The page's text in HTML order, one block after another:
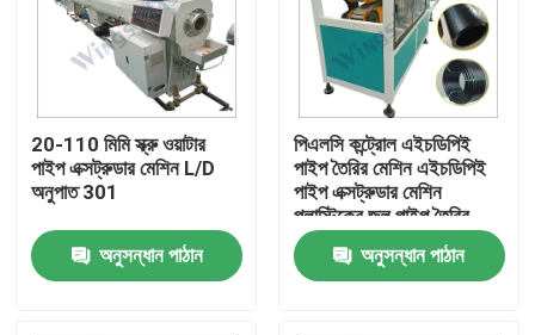
20-110 মিমি স্ক্রু ওয়াটার
পাইপ এক্সট্রুডার মেশিন L/D
অনুপাত 301
অনুসন্ধান পাঠান
পিএলসি কন্ট্রোল এইচডিপিই
পাইপ তৈরির মেশিন এইচডিপিই
পাইপ এক্সট্রুডার মেশিন
প্লাস্টিকের জল পাইপ তৈরির
মেশিন
অনুসন্ধান পাঠান